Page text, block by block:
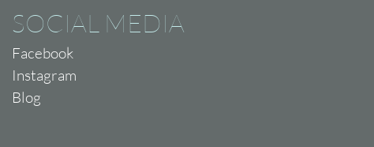
SOCIAL MEDIA
Facebook
Instagram
Blog